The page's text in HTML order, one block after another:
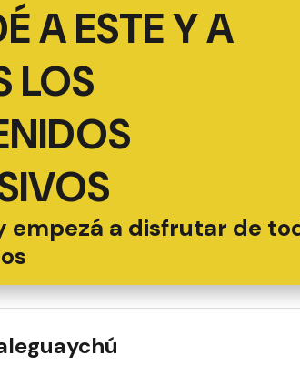
A ESTE Y A
LOS
empezá a disfrutar de